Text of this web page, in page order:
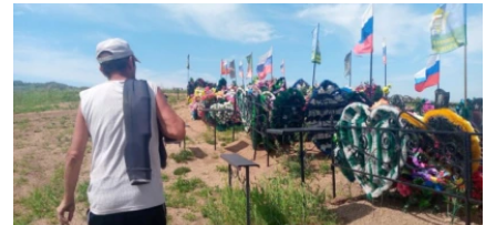
РАСПИСАНИЕ ВЕЩАНИЯ
ПОДПИШИТЕСЬ НА РАССЫЛКУ
СОЦИАЛЬНЫЕ СЕТИ